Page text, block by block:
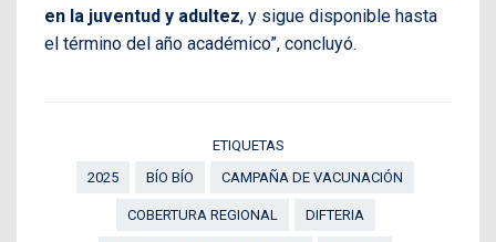
en la juventud y adultez, y sigue disponible hasta
el término del año académico”, concluyó.
ETIQUETAS
2025
BÍO BÍO CAMPAÑA DE VACUNACIÓN
COBERTURA REGIONAL DIFTERIA